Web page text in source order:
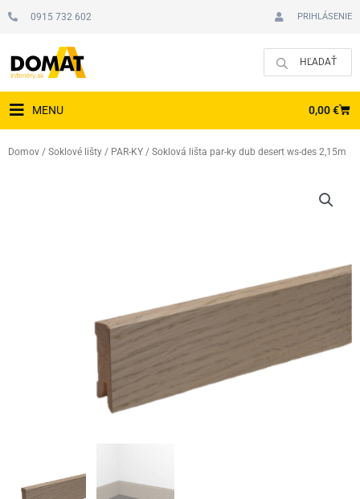
0915 732 602 PRIHLÁSENIE
MENU 0,00€
Domov / Soklové lišty / PAR-KY / Soklová lišta par-ky dub desert ws-des 2,15m